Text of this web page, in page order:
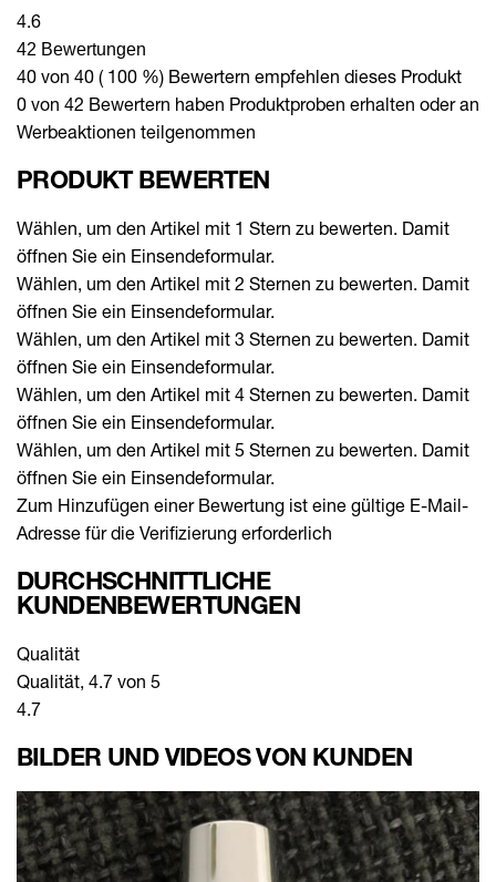
4.6
42 Bewertungen
40 von 40 ( 100 %) Bewertern empfehlen dieses Produkt
0 von 42 Bewertern haben Produktproben erhalten oder an
Werbeaktionen teilgenommen
PRODUKT BEWERTEN
Wählen, um den Artikel mit 1 Stern zu bewerten. Damit
öffnen Sie ein Einsendeformular.
Wählen, um den Artikel mit 2 Sternen zu bewerten. Damit
öffnen Sie ein Einsendeformular.
Wählen, um den Artikel mit 3 Sternen zu bewerten. Damit
öffnen Sie ein Einsendeformular.
Wählen, um den Artikel mit 4 Sternen zu bewerten. Damit
öffnen Sie ein Einsendeformular.
Wählen, um den Artikel mit 5 Sternen zu bewerten. Damit
öffnen Sie ein Einsendeformular.
Zum Hinzufügen einer Bewertung ist eine gültige E-Mail-
Adresse für die Verifizierung erforderlich
DURCHSCHNITTLICHE
KUNDENBEWERTUNGEN
Qualität
Qualität, 4.7 von 5
4.7
BILDER UND VIDEOS VON KUNDEN